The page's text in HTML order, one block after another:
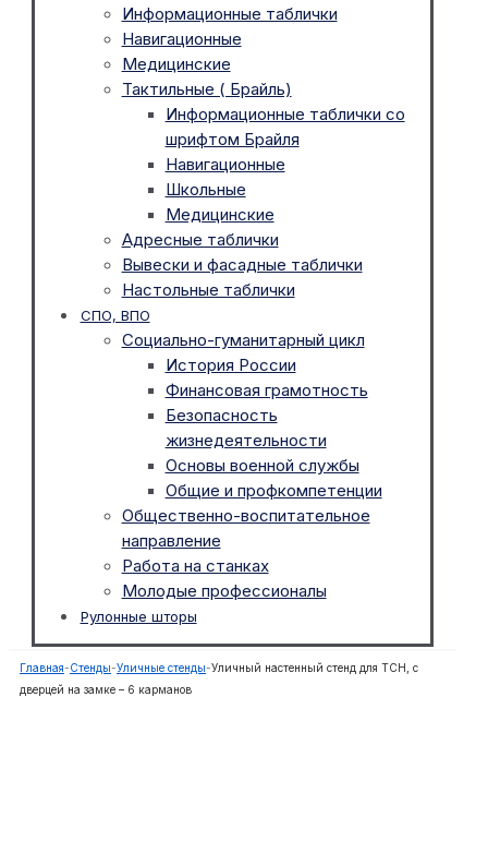
Информационные таблички
Навигационные
Медицинские
Тактильные ( Брайль)
Информационные таблички со
шрифтом Брайля
Навигационные
Школьные
Медицинские
Адресные таблички
Вывески и фасадные таблички
Настольные таблички
СПО, ВПО
Социально-гуманитарный цикл
История России
Финансовая грамотность
Безопасность
жизнедеятельности
Основы военной службы
Общие и профкомпетенции
Общественно-воспитательное
направление
Работа на станках
Молодые профессионалы
Рулонные шторы
Главная-Стенды-Уличные стенды-Уличный настенный стенд для ТСН, с
дверцей на замке – 6 карманов